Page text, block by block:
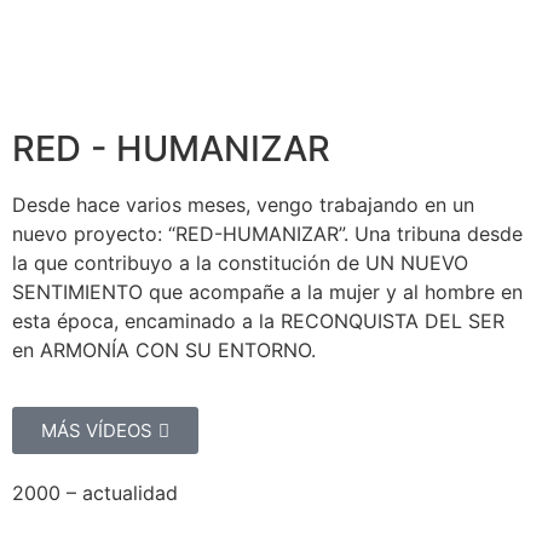
RED - HUMANIZAR
Desde hace varios meses, vengo trabajando en un
nuevo proyecto: “RED-HUMANIZAR”. Una tribuna desde
la que contribuyo a la constitución de UN NUEVO
SENTIMIENTO que acompañe a la mujer y al hombre en
esta época, encaminado a la RECONQUISTA DEL SER
en ARMONÍA CON SU ENTORNO.
MÁS VÍDEOS
2000 – actualidad